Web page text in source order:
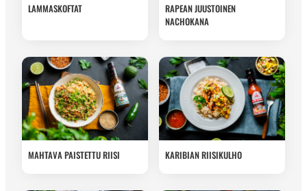
LAMMASKOFTAT
RAPEAN JUUSTOINEN
NACHOKANA
MAHTAVA PAISTETTU RIISI KARIBIAN RIISIKULHO